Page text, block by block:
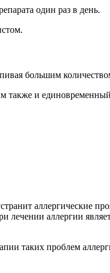
один раз в день.
большим
также и
аллергические
лечении аллергии
таких проблем